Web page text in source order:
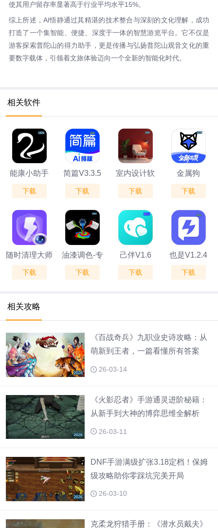
使其用户留存率显著高于行业平均水平15%。
综上所述，AI悟静通过其精湛的技术整合与深刻的文化理解，成功
打造了一个集智能、便捷、深度于一体的智慧游览平台。它不仅是
游客探索普陀山的得力助手，更是传播与弘扬普陀山观音文化的重
要数字载体，引领着文旅体验迈向一个全新的智能化时代。
相关软件
能康小助手
V1.0.22
下载
简篇V3.3.5
下载
室内设计软
件-3D房间设
计V1.0.11
下载
金属狗
V4.1.19
下载
随时清理大师
v1.0
下载
油漆调色-专
业油漆混合助
下载
己伴V1.6
下载
也是V1.2.4
下载
相关攻略
《百战奇兵》九职业史诗攻略：从
萌新到王者，一篇看懂所有答案
26-03-14
《火影忍者》手游通灵进阶秘籍：
从新手到大神的博弈思维全解析
26-03-11
DNF手游满级扩张3.18定档！保姆
级攻略助你零踩坑完美开局
26-03-10
克柔龙狩猎手册：《潜水员戴夫》